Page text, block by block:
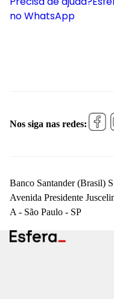
no WhatsApp
Nos siga nas redes:
Banco Santander (Brasil)
Avenida Presidente
A - São Paulo - SP